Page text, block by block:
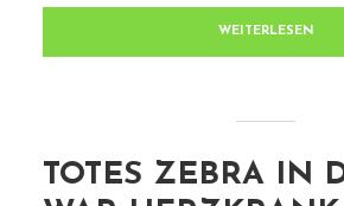
WEITERLESEN
TOTES ZEBRA IN